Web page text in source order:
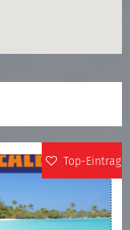
Top-Eintrag